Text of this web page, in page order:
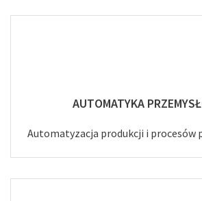
AUTOMATYKA
Automatyzacja produkcji i procesów